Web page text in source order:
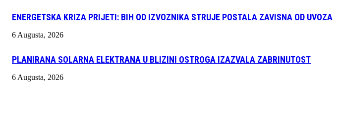
ENERGETSKA KRIZA PRIJETI: BIH OD IZVOZNIKA STRUJE POSTALA ZAVISNA OD UVOZA
6 Augusta, 2026
PLANIRANA SOLARNA ELEKTRANA U BLIZINI OSTROGA IZAZVALA ZABRINUTOST
6 Augusta, 2026